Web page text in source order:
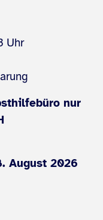
Uhr
nur
August 2026